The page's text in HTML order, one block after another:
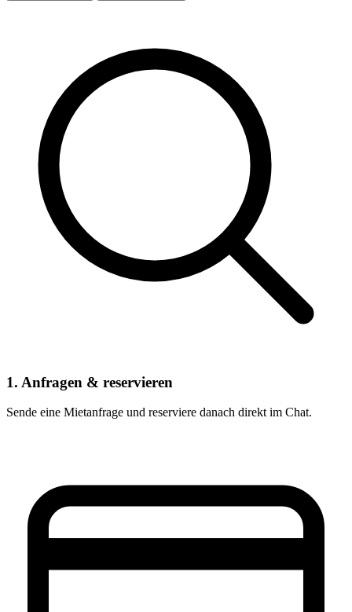
1. Anfragen & reservieren
Sende eine Mietanfrage und reserviere danach direkt im Chat.